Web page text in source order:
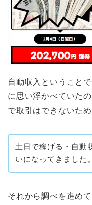
自動収入ということ
に思い浮かべていた
で取引はできないた
土日で稼げる・自動
いになってきました。
それから調べを進め